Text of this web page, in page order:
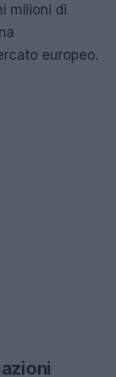
milioni di
europeo.